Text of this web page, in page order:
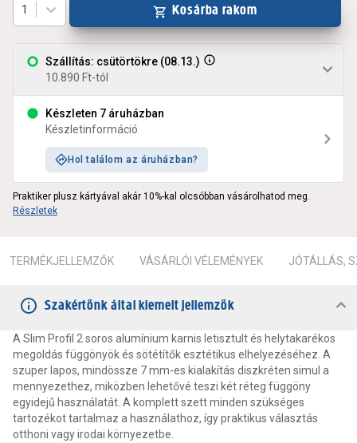
Szállítás: csütörtökre (08.13.)
10.890 Ft-tól
Készleten 7 áruházban
Készletinformáció
Hol találom az áruházban?
1 Kosárba rakom
Praktiker plusz kártyával akár 10%-kal olcsóbban vásárolhatod meg.
Részletek
TERMÉKJELLEMZŐK VÁSÁRLÓI VÉLEMÉNYEK JÓTÁLLÁS,
Szakértőnk által kiemelt jellemzők
A Slim Profil 2 soros alumínium karnis letisztult és helytakarékos
megoldás függönyök és sötétítők esztétikus elhelyezéséhez. A
szuper lapos, mindössze 7 mm-es kialakítás diszkréten simul a
mennyezethez, miközben lehetővé teszi két réteg függöny
egyidejű használatát. A komplett szett minden szükséges
tartozékot tartalmaz a használathoz, így praktikus választás
otthoni vagy irodai környezetbe.